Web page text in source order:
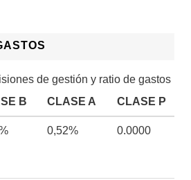
de gestión y ratio de gastos
B CLASE A CLASE P
0,52% 0.0000